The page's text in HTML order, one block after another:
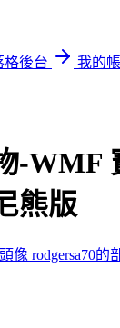
格後台
我的
-WMF
熊版
rodgersa70的